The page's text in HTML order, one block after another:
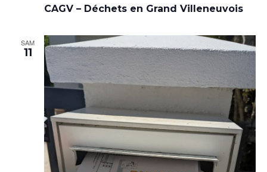
CAGV – Déchets en Grand Villeneuvois
SAM
11